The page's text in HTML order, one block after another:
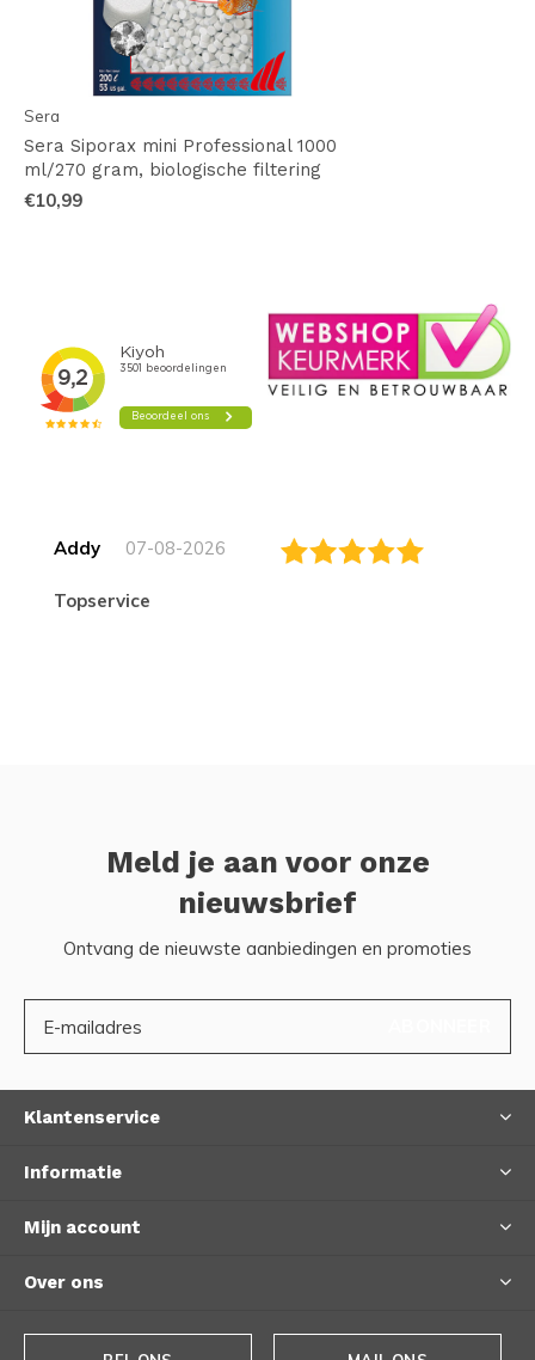
Sera
Sera Siporax mini Professional 1000
ml/270 gram, biologische filtering
€10,99
Addy 07-08-2026
topservice
Meld je aan voor onze
nieuwsbrief
Ontvang de nieuwste aanbiedingen en promoties
Klantenservice
Informatie
Mijn account
Over ons